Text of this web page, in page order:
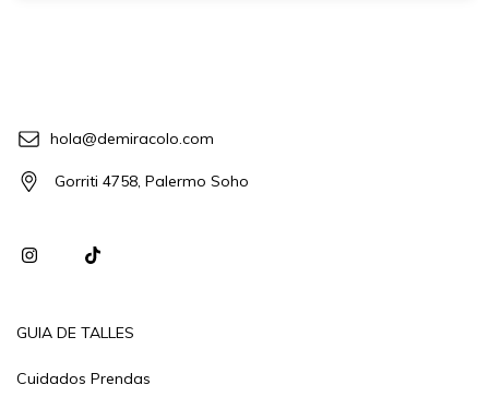
hola@demiracolo.com
Gorriti 4758, Palermo Soho
GUIA DE TALLES
Cuidados Prendas